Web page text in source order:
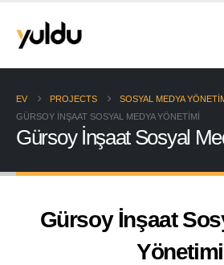
EV PROJECTS
SOSYAL MEDYA
GÜRSOY İNŞAAT SOSYAL MEDYA YÖNETIMI
Gürsoy İnşaat Sosyal
Gürsoy İnşaat
Yönetimi